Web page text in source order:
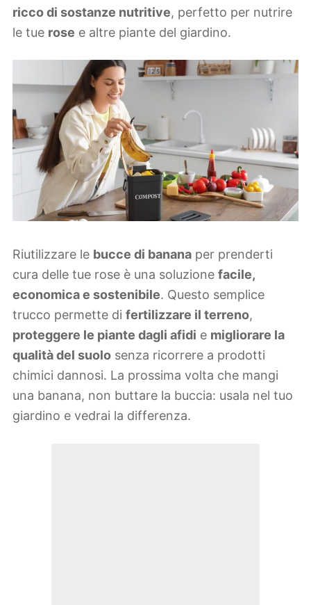
ricco di sostanze nutritive, perfetto per nutrire
le tue rose e altre piante del giardino.
Riutilizzare le bucce di banana per prenderti
cura delle tue rose è una soluzione facile,
economica e sostenibile. Questo semplice
trucco permette di fertilizzare il terreno,
proteggere le piante dagli afidi e migliorare la
qualità del suolo senza ricorrere a prodotti
chimici dannosi. La prossima volta che mangi
una banana, non buttare la buccia: usala nel tuo
giardino e vedrai la differenza.